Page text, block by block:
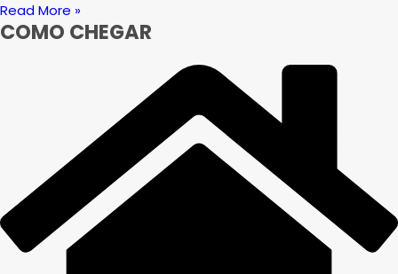
Read More »
COMO CHEGAR